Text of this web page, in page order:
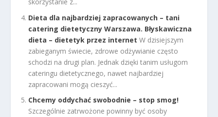
Dieta dla najbardziej zapracowanych – tani
catering dietetyczny Warszawa. Błyskawiczna
dieta – dietetyk przez internet W dzisiejszym
zabieganym świecie, zdrowe odżywianie często
schodzi na drugi plan. Jednak dzięki tanim usługom
cateringu dietetycznego, nawet najbardziej
zapracowani mogą cieszyć...
Chcemy oddychać swobodnie – stop smog!
Szczególnie zatrwożone powinny być osoby